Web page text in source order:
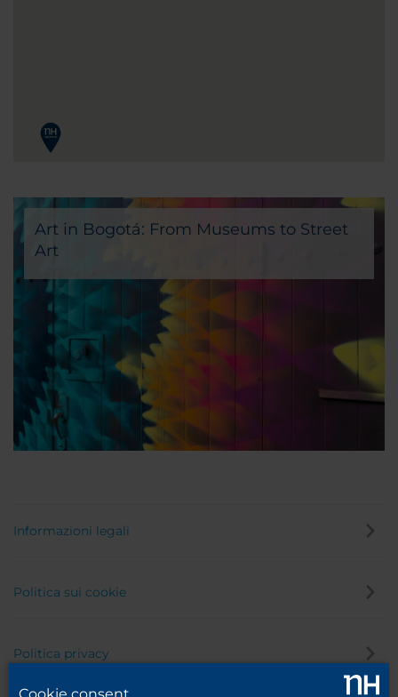
Art in Bogotá: From Museums to Street
Art
If art is your passion, Bogota is definitely the right
city for your Colombian vacation!
Informazioni legali
Politica sui cookie
Politica privacy
Cookie consent